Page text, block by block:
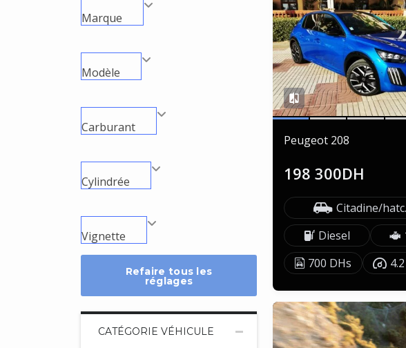
Marque
Modèle
Carburant
Cylindrée
Vignette
Refaire tous les
réglages
CATÉGORIE VÉHICULE
Peugeot 208
198 300DH
Diesel
700 DHs